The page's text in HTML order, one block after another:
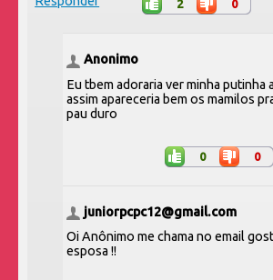
2 0
Anonimo
Eu tbem adoraria ver minha putinha
assim apareceria bem os mamilos
pau duro
0 0
juniorpcpc12@gmail.com
Oi Anônimo me chama no email
esposa !!